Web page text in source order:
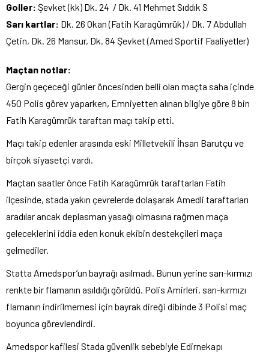
Goller: Şevket (kk) Dk. 24 / Dk. 41 Mehmet Sıddık S
Sarı kartlar: Dk. 26 Okan (Fatih Karagümrük) / Dk. 7 Abdullah
Çetin, Dk. 26 Mansur, Dk. 84 Şevket (Amed Sportif Faaliyetler)
Maçtan notlar:
Gergin geçeceği günler öncesinden belli olan maçta saha içinde
450 Polis görev yaparken, Emniyetten alınan bilgiye göre 8 bin
Fatih Karagümrük taraftarı maçı takip etti.
Maçı takip edenler arasında eski Milletvekili İhsan Barutçu ve
birçok siyasetçi vardı.
Maçtan saatler önce Fatih Karagümrük taraftarları Fatih
ilçesinde, stada yakın çevrelerde dolaşarak Amedli taraftarları
aradılar ancak deplasman yasağı olmasına rağmen maça
geleceklerini iddia eden konuk ekibin destekçileri maça
gelmediler.
Statta Amedspor’un bayrağı asılmadı. Bunun yerine sarı-kırmızı
renkte bir flamanın asıldığı görüldü. Polis Amirleri, sarı-kırmızı
flamanın indirilmemesi için bayrak direği dibinde 3 Polisi maç
boyunca görevlendirdi.
Amedspor kafilesi Stada güvenlik sebebiyle Edirnekapı